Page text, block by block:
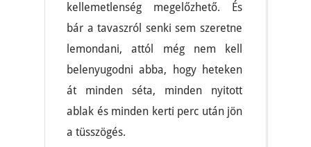
kellemetlenség megelőzhető. És
bár a tavaszról senki sem szeretne
lemondani, attól még nem kell
belenyugodni abba, hogy heteken
át minden séta, minden nyitott
ablak és minden kerti perc után jön
a tüsszögés.